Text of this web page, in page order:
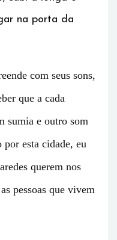
na porta da
com seus sons,
que a cada
sumia e outro som
esta cidade, eu
querem nos
pessoas que vivem